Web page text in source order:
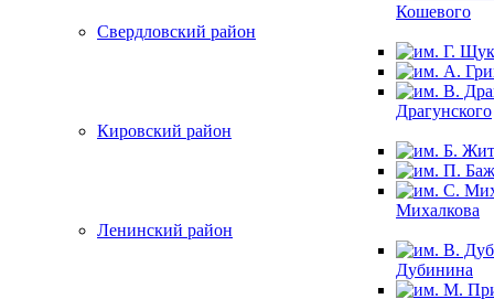
Кошевого
Свердловский район
Драгунского
Кировский район
Михалкова
Ленинский район
Дубинина